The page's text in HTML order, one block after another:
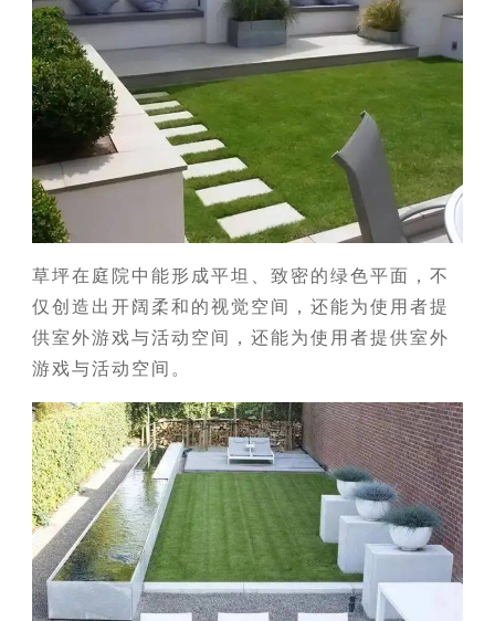
草坪在庭院中能形成平坦、致密的绿色平面，不
仅创造出开阔柔和的视觉空间，还能为使用者提
供室外游戏与活动空间，还能为使用者提供室外
游戏与活动空间。